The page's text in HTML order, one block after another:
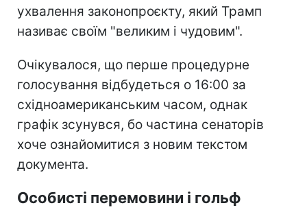
ухвалення законопроєкту, який Трамп
називає своїм "великим і чудовим".
Очікувалося, що перше процедурне
голосування відбудеться о 16:00 за
східноамериканським часом, однак
графік зсунувся, бо частина сенаторів
хоче ознайомитися з новим текстом
документа.
Особисті перемовини і гольф